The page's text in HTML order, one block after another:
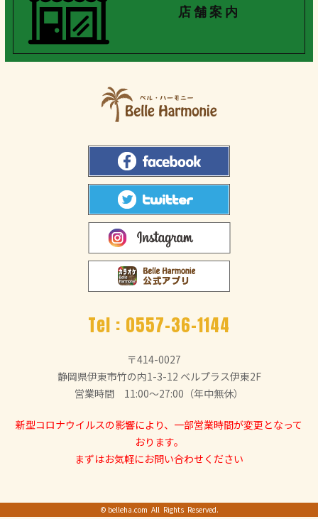
店 舗 案 内
Tel : 0557-36-1144
〒414-0027
静岡県伊東市竹の内1-3-12 ベルプラス伊東2F
営業時間 11:00～27:00（年中無休）
新型コロナウイルスの影響により、一部営業時間が変更となって
おります。
まずはお気軽にお問い合わせください
© belleha.com All Rights Reserved.